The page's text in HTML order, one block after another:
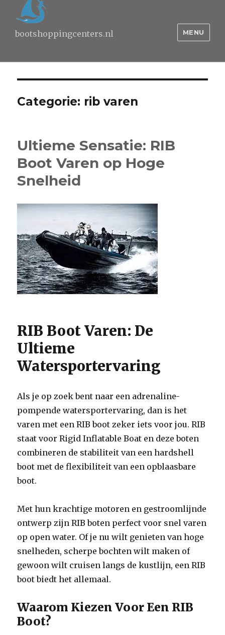
bootshoppingcenters.nl MENU
Categorie: rib varen
Ultieme Sensatie: RIB
Boot Varen op Hoge
Snelheid
RIB Boot Varen: De
Ultieme
Watersportervaring
Als je op zoek bent naar een adrenaline-
pompende watersportervaring, dan is het
varen met een RIB boot zeker iets voor jou. RIB
staat voor Rigid Inflatable Boat en deze boten
combineren de stabiliteit van een hardshell
boot met de flexibiliteit van een opblaasbare
boot.
Met hun krachtige motoren en gestroomlijnde
ontwerp zijn RIB boten perfect voor snel varen
op open water. Of je nu wilt genieten van hoge
snelheden, scherpe bochten wilt maken of
gewoon wilt cruisen langs de kustlijn, een RIB
boot biedt het allemaal.
Waarom Kiezen Voor Een RIB
Boot?